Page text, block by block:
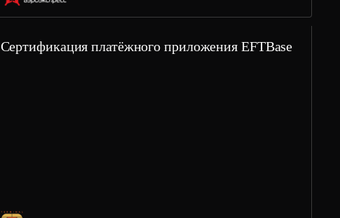
Сертификация платёжного приложения EFTBase